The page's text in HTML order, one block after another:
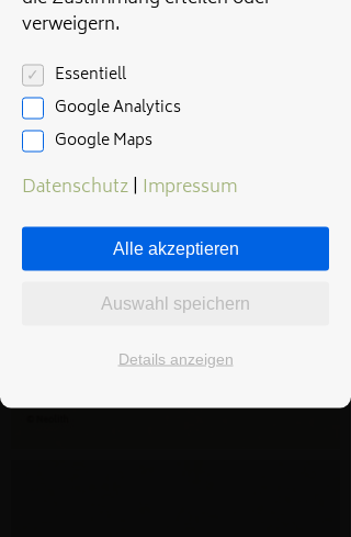
verweigern.
Essentiell
Google Analytics
Google Maps
Datenschutz| Impressum
Alle akzeptieren
Auswahl speichern
Details anzeigen